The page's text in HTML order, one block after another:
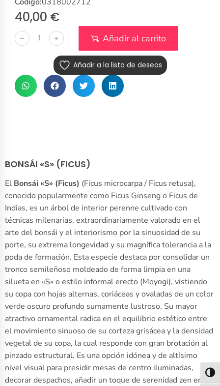
40,00 €
﹣ ﹢ Añadir al carrito
Añadir a la lista de deseos
BONSÁI «S» (FICUS)
El Bonsái «S» (Ficus) (Ficus microcarpa / Ficus retusa),
conocido popularmente como Ficus Ginseng o Ficus de
Indias, es un árbol de interior perenne cultivado con
técnicas milenarias, extraordinariamente valorado en el
arte del bonsái y el interiorismo por la sinuosidad de su
porte, su extrema longevidad y su magnífica tolerancia a la
poda de formación. Esta especie destaca por consolidar un
tronco semileñoso moldeado de forma limpia en una
silueta en «S» o estilo informal erecto (Moyogi), vistiendo
su copa con hojas alternas, coriáceas y ovaladas de un color
verde oscuro profundo sumamente lustroso. Su mayor
atractivo ornamental radica en el equilibrio estético entre
el movimiento sinuoso de su corteza grisácea y la densidad
vegetal de su copa, la cual responde con gran brotación al
pinzado estructural. Es una opción idónea y de altísimo
nivel visual para presidir mesas de centro iluminadas,
decorar despachos, añadir un toque de serenidad zen en